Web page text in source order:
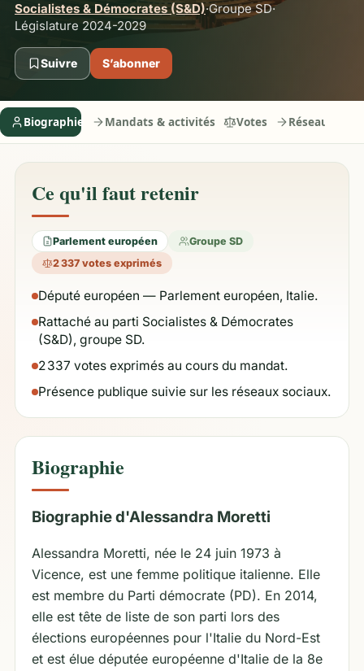
Socialistes & Démocrates (S&D)·GroupeSD·
Législature 2024-2029
Suivre S’abonner
Biographie Mandats & activités Votes Réseaux
Ce qu'il faut retenir
Parlement européen
Groupe SD
2 337 votes exprimés
Député européen — Parlement européen, Italie.
Rattaché au parti Socialistes & Démocrates
(S&D), groupe SD.
2 337 votes exprimés au cours du mandat.
Présence publique suivie sur les réseaux sociaux.
Biographie
Biographie d'Alessandra Moretti
Alessandra Moretti, née le 24 juin 1973 à
Vicence, est une femme politique italienne. Elle
est membre du Parti démocrate (PD). En 2014,
elle est tête de liste de son parti lors des
élections européennes pour l'Italie du Nord-Est
et est élue députée européenne d'Italie de la 8e